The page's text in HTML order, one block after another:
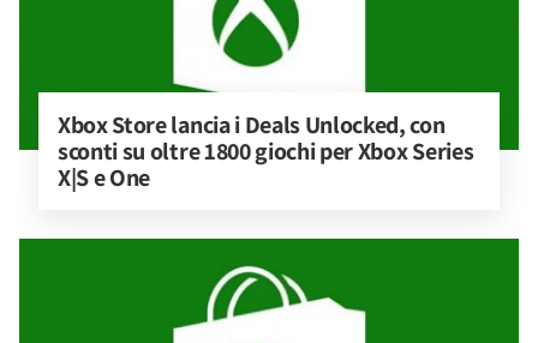
Xbox Store lancia i Deals Unlocked, con
sconti su oltre 1800 giochi per Xbox Series
X|S e One